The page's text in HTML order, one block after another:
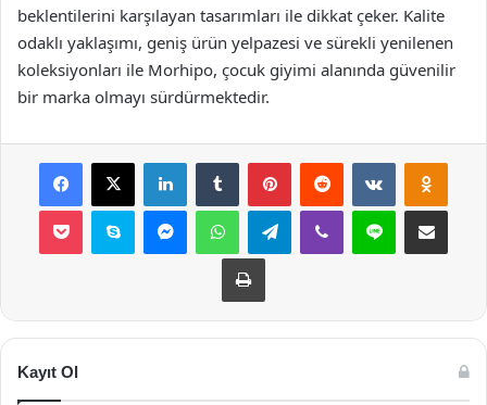
beklentilerini karşılayan tasarımları ile dikkat çeker. Kalite
odaklı yaklaşımı, geniş ürün yelpazesi ve sürekli yenilenen
koleksiyonları ile Morhipo, çocuk giyimi alanında güvenilir
bir marka olmayı sürdürmektedir.
Facebook
X LinkedInTumblr PinterestReddit VKontakte
Pocket Skype MessengerWhatsAppTelegramViber Line E-Posta ile
Yazdır
Kayıt Ol